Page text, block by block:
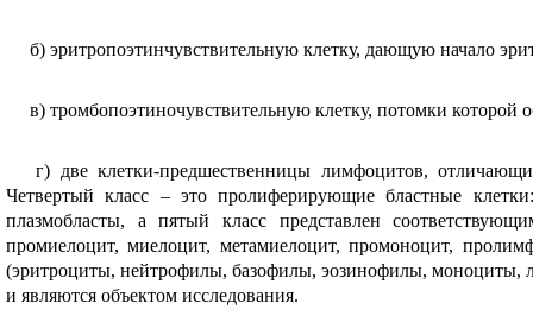
б) эритропоэтинчувствительную клетку, даю­щую начало
в) тромбопоэтиночувствительную клетку, потомки которой
г) две клетки-предшественницы лимфоцитов,
Четвертый класс – это пролиферирующие бластные
плазмобласты, а пятый класс представлен
промиелоцит, миелоцит, метамиелоцит, промоноцит,
(эритроциты, нейтрофилы, базофилы, эозинофилы,
и являются объектом исследования.